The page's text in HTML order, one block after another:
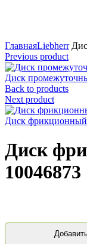
ГлавнаяLiebherr
Previous product
Диск
Back to products
Next product
Диск фрикционный
Диск
10046873